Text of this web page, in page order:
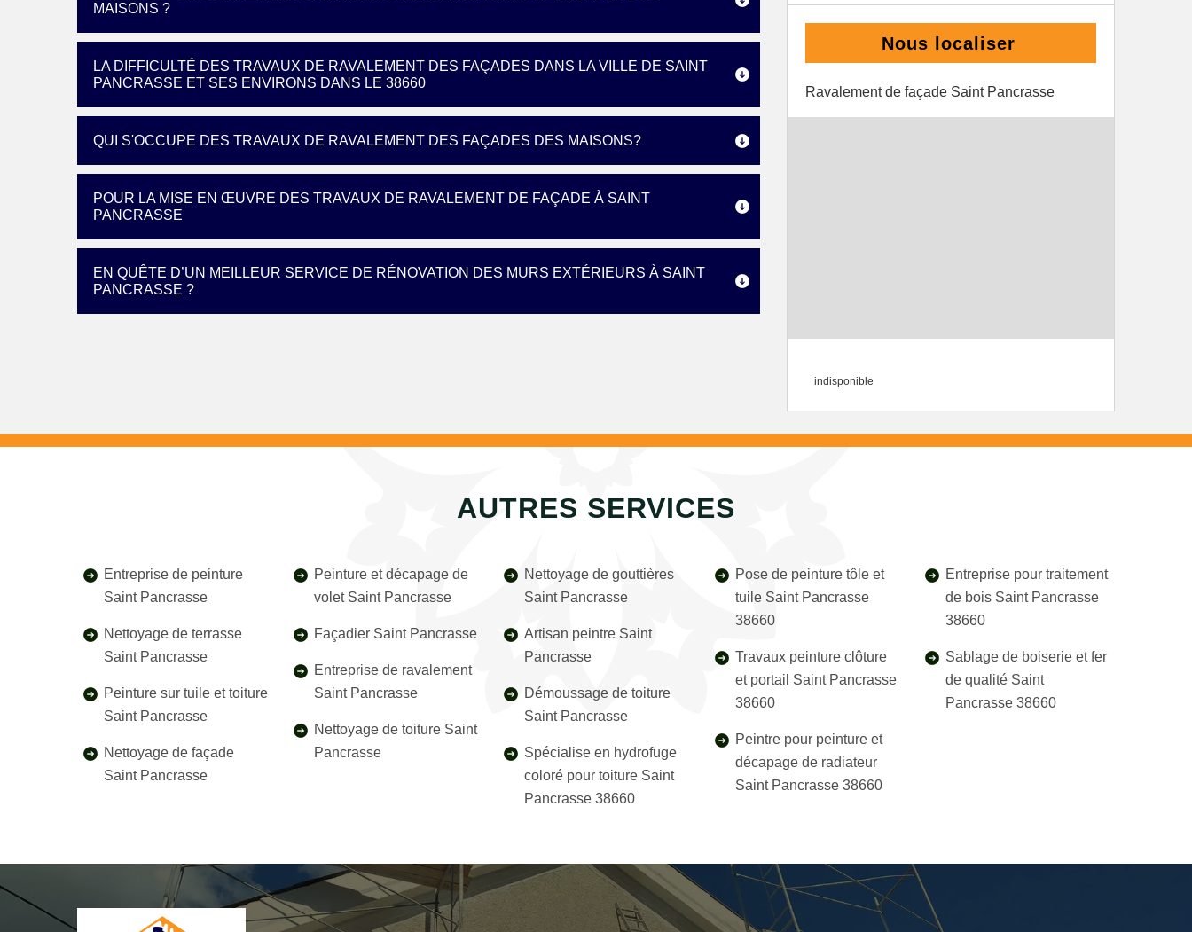
MAISONS ?
LA DIFFICULTÉ DES TRAVAUX DE RAVALEMENT DES FAÇADES DANS LA VILLE DE SAINT
PANCRASSE ET SES ENVIRONS DANS LE 38660
QUI S'OCCUPE DES TRAVAUX DE RAVALEMENT DES FAÇADES DES MAISONS?
POUR LA MISE EN ŒUVRE DES TRAVAUX DE RAVALEMENT DE FAÇADE À SAINT
PANCRASSE
EN QUÊTE D’UN MEILLEUR SERVICE DE RÉNOVATION DES MURS EXTÉRIEURS À SAINT
PANCRASSE ?
Nous localiser
Ravalement de façade Saint Pancrasse
indisponible
AUTRES SERVICES
Entreprise de peinture
Saint Pancrasse
Nettoyage de terrasse
Saint Pancrasse
Peinture sur tuile et toiture
Saint Pancrasse
Nettoyage de façade
Saint Pancrasse
Peinture et décapage de
volet Saint Pancrasse
Façadier Saint Pancrasse
Entreprise de ravalement
Saint Pancrasse
Nettoyage de toiture Saint
Pancrasse
Nettoyage de gouttières
Saint Pancrasse
Artisan peintre Saint
Pancrasse
Démoussage de toiture
Saint Pancrasse
Spécialise en hydrofuge
coloré pour toiture Saint
Pancrasse 38660
Pose de peinture tôle et
tuile Saint Pancrasse
38660
Travaux peinture clôture
et portail Saint Pancrasse
38660
Peintre pour peinture et
décapage de radiateur
Saint Pancrasse 38660
Entreprise pour traitement
de bois Saint Pancrasse
38660
Sablage de boiserie et fer
de qualité Saint
Pancrasse 38660